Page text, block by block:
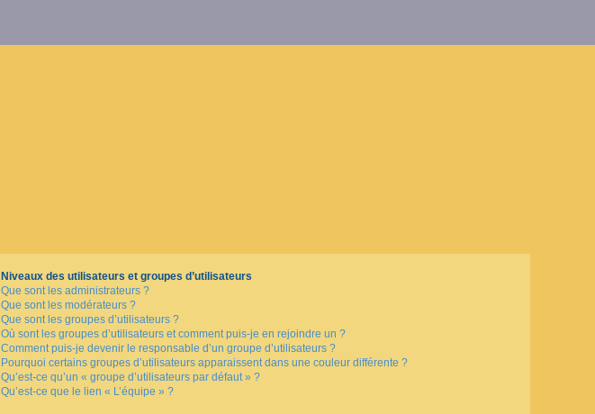
Niveaux des utilisateurs et groupes d’utilisateurs
Que sont les administrateurs ?
Que sont les modérateurs ?
Que sont les groupes d’utilisateurs ?
Où sont les groupes d’utilisateurs et comment puis-je en rejoindre un ?
Comment puis-je devenir le responsable d’un groupe d’utilisateurs ?
Pourquoi certains groupes d’utilisateurs apparaissent dans une couleur différente ?
Qu’est-ce qu’un « groupe d’utilisateurs par défaut » ?
Qu’est-ce que le lien « L’équipe » ?